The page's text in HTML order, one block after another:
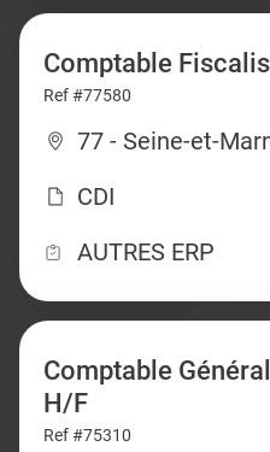
Comptable
Ref #77580
77 - Seine-et-
CDI
AUTRES ERP
Comptable
H/F
Ref #75310